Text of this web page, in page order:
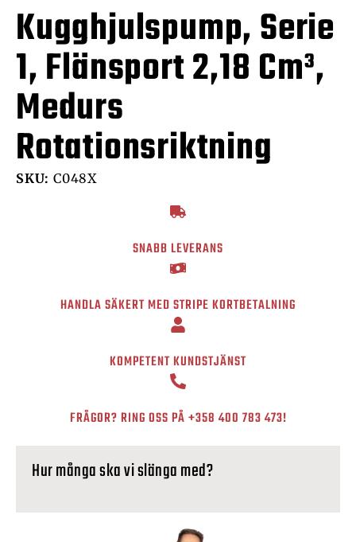
Kugghjulspump, Serie
1, Flänsport 2,18 Cm³,
Medurs
Rotationsriktning
SKU: C048X
SNABB LEVERANS
HANDLA SÄKERT MED STRIPE KORTBETALNING
KOMPETENT KUNDSTJÄNST
FRÅGOR? RING OSS PÅ+358 400 783 473!
Hur många ska vi slänga med?